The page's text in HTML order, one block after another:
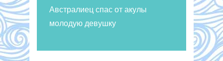
Австралиец спас от акулы
молодую девушку